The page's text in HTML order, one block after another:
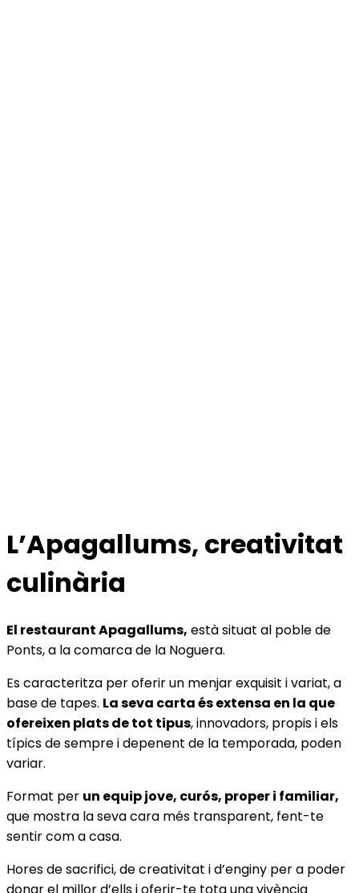
L’Apagallums, creativitat
culinària
El restaurant Apagallums, està situat al poble de
Ponts, a la comarca de la Noguera.
Es caracteritza per oferir un menjar exquisit i variat, a
base de tapes. La seva carta és extensa en la que
ofereixen plats de tot tipus, innovadors, propis i els
típics de sempre i depenent de la temporada, poden
variar.
Format per un equip jove, curós, proper i familiar,
que mostra la seva cara més transparent, fent-te
sentir com a casa.
Hores de sacrifici, de creativitat i d’enginy per a poder
donar el millor d’ells i oferir-te tota una vivència